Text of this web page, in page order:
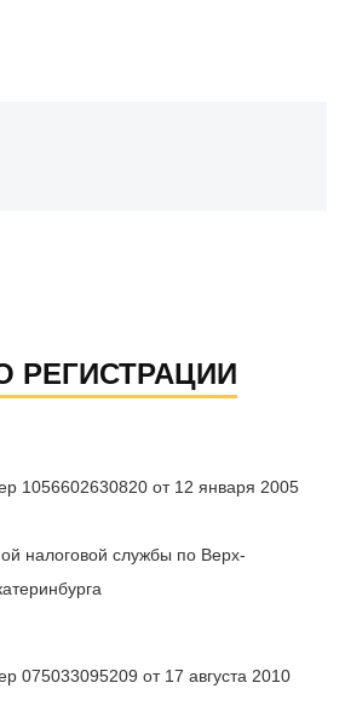
РЕГИСТРАЦИИ
1056602630820 от 12 января 2005
налоговой службы по Верх-
075033095209 от 17 августа 2010